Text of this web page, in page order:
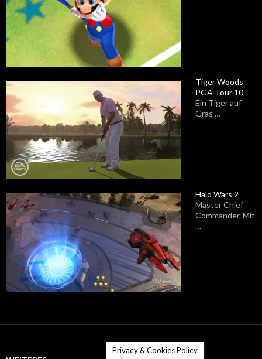
Tiger Woods
PGA Tour 10
Ein Tiger auf
Gras …
Halo Wars 2
Master Chief
Commander. Mit
…
Privacy & Cookies Policy